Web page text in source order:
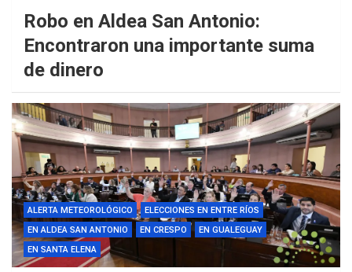
Robo en Aldea San Antonio:
Encontraron una importante suma
de dinero
ALERTA METEOROLÓGICO
ELECCIONES EN ENTRE RÍOS
EN ALDEA SAN ANTONIO
EN CRESPO
EN GUALEGUAY
EN SANTA ELENA